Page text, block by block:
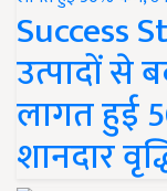
Success
उत्पादों से
लागत हुई
शानदार